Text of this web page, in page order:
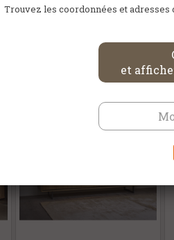
DANS
Trouvez les coordonnées et adresses
et